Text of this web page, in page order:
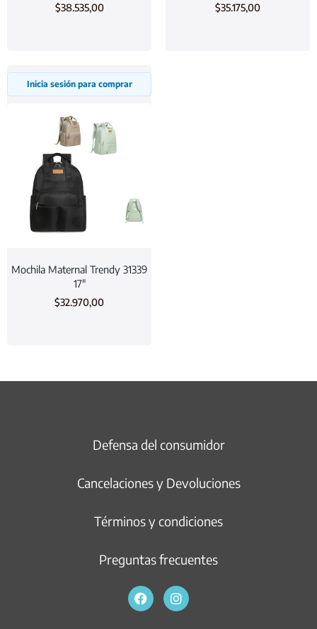
$38.535,00 $35.175,00
Inicia sesión para comprar
Mochila Maternal Trendy 31339
17″
$32.970,00
Defensa del consumidor
Cancelaciones y Devoluciones
Términos y condiciones
Preguntas frecuentes